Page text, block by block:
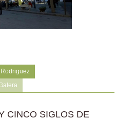
CINCO SIGLOS DE